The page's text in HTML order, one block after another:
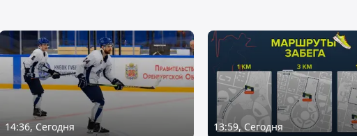
14:36, Сегодня 13:59, Сегодня